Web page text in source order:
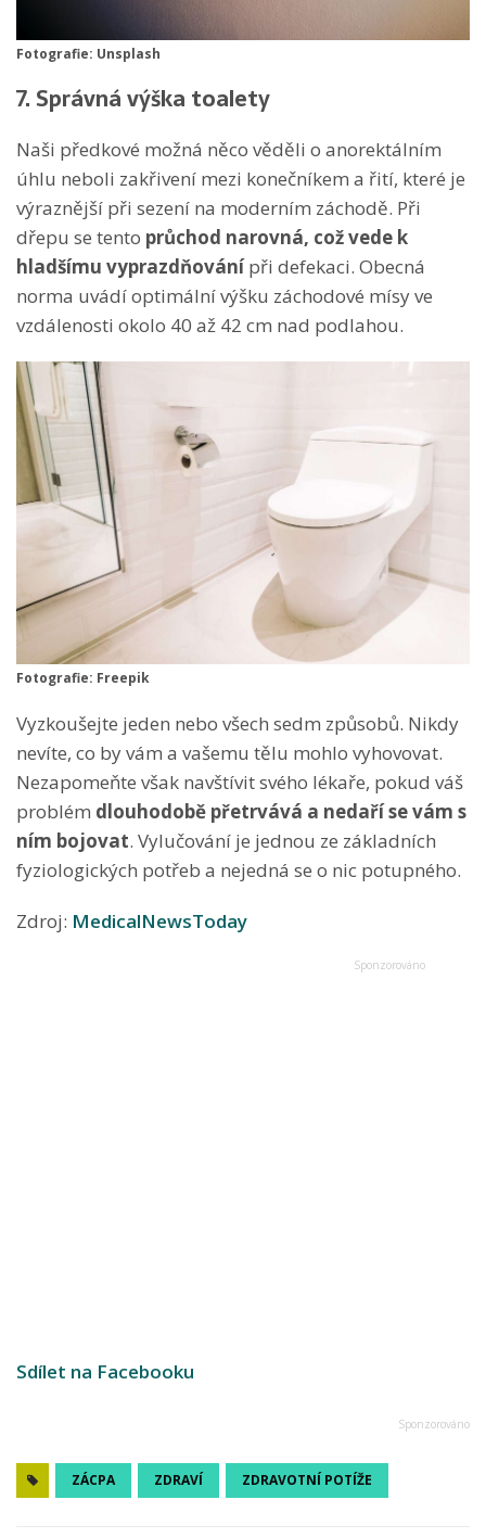
Fotografie: Unsplash
7. Správná výška toalety
Naši předkové možná něco věděli o anorektálním
úhlu neboli zakřivení mezi konečníkem a řití, které je
výraznější při sezení na moderním záchodě. Při
dřepu se tento průchod narovná, což vede k
hladšímu vyprazdňovánípři defekaci. Obecná
norma uvádí optimální výšku záchodové mísy ve
vzdálenosti okolo 40 až 42 cm nad podlahou.
Fotografie: Freepik
Vyzkoušejte jeden nebo všech sedm způsobů. Nikdy
nevíte, co by vám a vašemu tělu mohlo vyhovovat.
Nezapomeňte však navštívit svého lékaře, pokud váš
problém dlouhodobě přetrvává a nedaří se vám s
ním bojovat. Vylučování je jednou ze základních
fyziologických potřeb a nejedná se o nic potupného.
Zdroj: MedicalNewsToday
Sdílet na Facebooku
ZÁCPA ZDRAVÍ ZDRAVOTNÍ POTÍŽE